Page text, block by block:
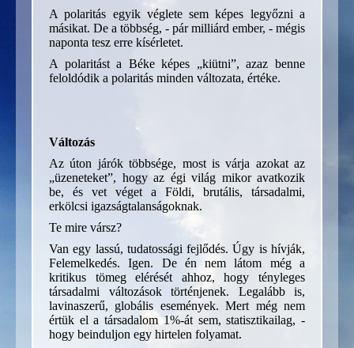
A polaritás egyik véglete sem képes legyőzni a
másikat. De a többség, - pár milliárd ember, - mégis
naponta tesz erre kísérletet.
A polaritást a Béke képes „kiütni”, azaz benne
feloldódik a polaritás minden változata, értéke.
Változás
Az úton járók többsége, most is várja azokat az
„üzeneteket”, hogy az égi világ mikor avatkozik
be, és vet véget a Földi, brutális, társadalmi,
erkölcsi igazságtalanságoknak.
Te mire vársz?
Van egy lassú, tudatossági fejlődés. Úgy is hívják,
Felemelkedés. Igen. De én nem látom még a
kritikus tömeg elérését ahhoz, hogy tényleges
társadalmi változások történjenek. Legalább is,
lavinaszerű, globális események. Mert még nem
értük el a társadalom 1%-át sem, statisztikailag, -
hogy beinduljon egy hirtelen folyamat.